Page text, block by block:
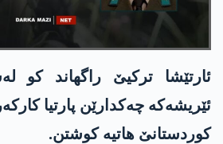
ئارتێشا تركیێ راگهاند كو
ئێریشه‌كه‌ چه‌كدارێن پارتیا
كوردستانێ هاتیه‌ كوشتن.